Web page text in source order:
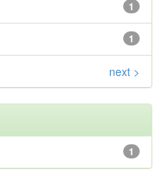
1
1
next >
1